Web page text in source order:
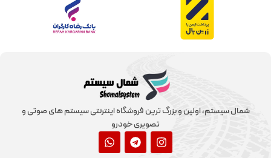
شمال سیستم، اولین و بزرگ ترین فروشگاه اینترنتی سیستم های صوتی و
تصویری خودرو